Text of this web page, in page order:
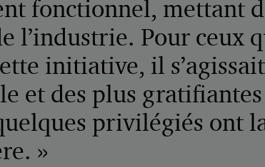
fonctionnel, mettant de
l’industrie. Pour ceux
initiative, il s’agissait
et des plus gratifiantes
privilégiés ont la
»